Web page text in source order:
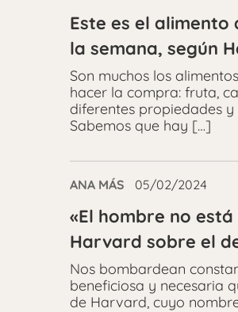
Este es el
la semana, según
Son muchos los
hacer la compra: fruta,
diferentes propiedades
Sabemos que hay […]
ANA MÁS 05/02/2024
«El hombre no
Harvard sobre el
Nos bombardean
beneficiosa y necesaria
de Harvard, cuyo